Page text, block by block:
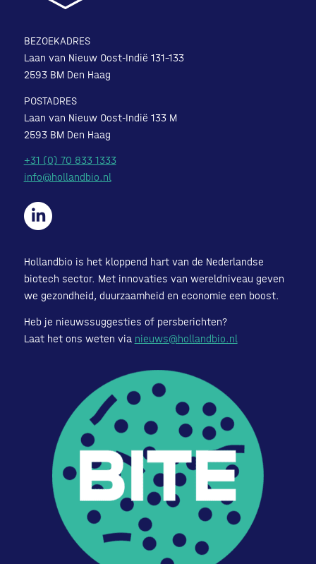
BEZOEKADRES
Laan van Nieuw Oost-Indië 131-133
2593 BM Den Haag
POSTADRES
Laan van Nieuw Oost-Indië 133 M
2593 BM Den Haag
+31 (0) 70 833 1333
info@hollandbio.nl
Hollandbio is het kloppend hart van de Nederlandse
biotech sector. Met innovaties van wereldniveau geven
we gezondheid, duurzaamheid en economie een boost.
Heb je nieuwssuggesties of persberichten?
Laat het ons weten via nieuws@hollandbio.nl